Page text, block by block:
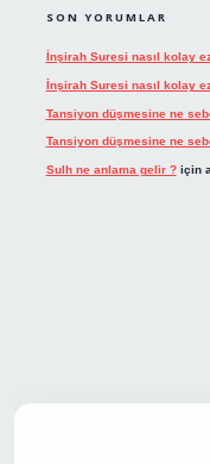
SON YORUMLAR
İnşirah Suresi nasıl kolay
İnşirah Suresi nasıl kolay
Tansiyon düşmesine ne
Tansiyon düşmesine ne
Sulh ne anlama gelir ?için